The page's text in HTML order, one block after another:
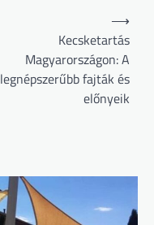
Kecsketartás
Magyarországon: A
legnépszerűbb fajták és
előnyeik
⟶